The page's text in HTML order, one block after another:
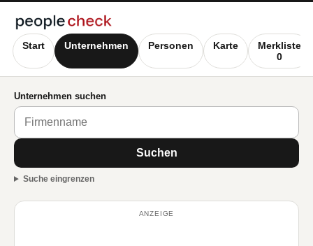
Start Unternehmen Personen Karte
Merkliste
0
Unternehmen suchen
Suchen
Suche eingrenzen
ANZEIGE